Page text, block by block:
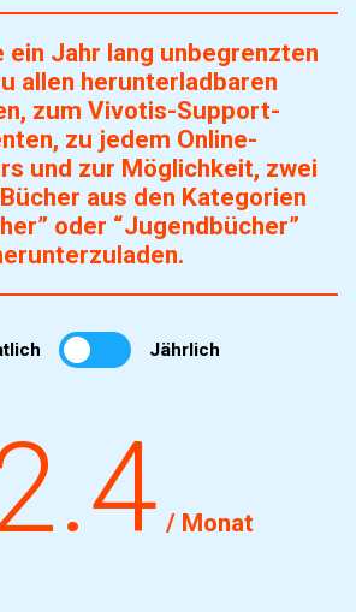
ein Jahr lang unbegrenzten
allen herunterladbaren
zum Vivotis-Support-
zu jedem Online-
und zur Möglichkeit, zwei
aus den Kategorien
oder “Jugendbücher”
Jährlich
/ Monat